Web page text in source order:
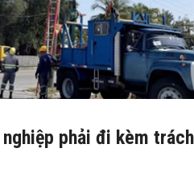
phải đi kèm trách